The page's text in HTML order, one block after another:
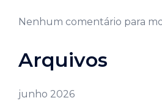
Nenhum comentário para
Arquivos
junho 2026